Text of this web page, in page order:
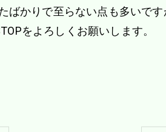
ばかりで至らない点も多いで
をよろしくお願いします。